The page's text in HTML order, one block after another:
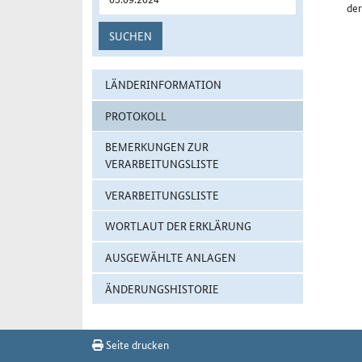
SUCHEN
LÄNDERINFORMATION
PROTOKOLL
BEMERKUNGEN ZUR
VERARBEITUNGSLISTE
VERARBEITUNGSLISTE
WORTLAUT DER ERKLÄRUNG
AUSGEWÄHLTE ANLAGEN
ÄNDERUNGSHISTORIE
Seite drucken